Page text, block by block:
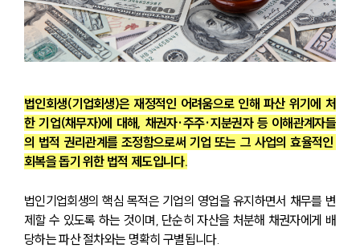
법인회생(기업회생)은 재정적인 어려움으로 인해 파산 위기에 처
한 기업(채무자)에 대해, 채권자·주주·지분권자 등 이해관계자들
의 법적 권리관계를 조정함으로써 기업 또는 그 사업의 효율적인
회복을 돕기 위한 법적 제도입니다.
법인기업회생의 핵심 목적은 기업의 영업을 유지하면서 채무를 변
제할 수 있도록 하는 것이며, 단순히 자산을 처분해 채권자에게 배
당하는 파산 절차와는 명확히 구별됩니다.